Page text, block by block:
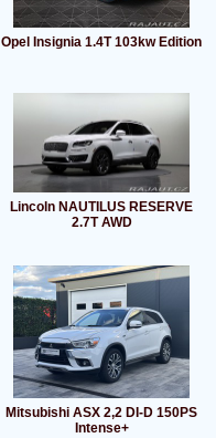
Opel Insignia 1.4T 103kw Edition
Lincoln NAUTILUS RESERVE
2.7T AWD
Mitsubishi ASX 2,2 DI-D 150PS
Intense+